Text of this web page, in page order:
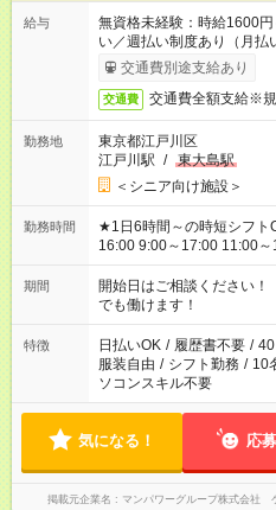
給与
無資格未経験：時給
い／週払い制度あり（月払
完了次第のお支払いとなり
交通費別途支給あり
交通費 交通費全額支給※
勤務地
東京都江戸川区
江戸川駅 / 東大島駅
＜シニア向け施設＞
勤務時間
★1日6時間～の時短シフトOK ★スタート時間選べます！
16:00 9:00～17:00 11:00～19:00
場合、他のお仕事と合わせ
ん ※法令に基づき、週20
となります ※労働者派遣法
短時間・短期間の就業はご
期間
開始日はご相談ください
でも働けます！
特徴 日払いOK / 履歴書不要 /
服装自由 / シフト勤務 / 10
ソコンスキル不要
気になる！ 応
掲載元企業名 マンパワーグループ株式会社